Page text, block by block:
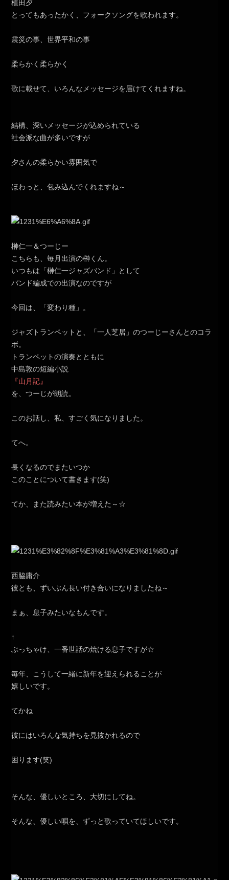
植田夕
とってもあったかく、フォークソングを歌われます。
震災の事、世界平和の事
柔らかく柔らかく
歌に載せて、いろんなメッセージを届けてくれますね。
結構、深いメッセージが込められている
社会派な曲が多いですが
夕さんの柔らかい雰囲気で
ほわっと、包み込んでくれますね～
榊仁一＆つーじー
こちらも、毎月出演の榊くん。
いつもは「榊仁一ジャズバンド」として
バンド編成での出演なのですが
今回は、「変わり種」。
ジャズトランペットと、「一人芝居」のつーじーさんとのコラ
ボ。
トランペットの演奏とともに
中島敦の短編小説
『山月記』
を、つーじが朗読。
このお話し、私、すごく気になりました。
てへ。
長くなるのでまたいつか
このことについて書きます(笑)
てか、また読みたい本が増えた～☆
西脇庸介
彼とも、ずいぶん長い付き合いになりましたね～
まぁ、息子みたいなもんです。
↑
ぶっちゃけ、一番世話の焼ける息子ですが☆
毎年、こうして一緒に新年を迎えられることが
嬉しいです。
てかね
彼にはいろんな気持ちを見抜かれるので
困ります(笑)
そんな、優しいところ、大切にしてね。
そんな、優しい唄を、ずっと歌っていてほしいです。